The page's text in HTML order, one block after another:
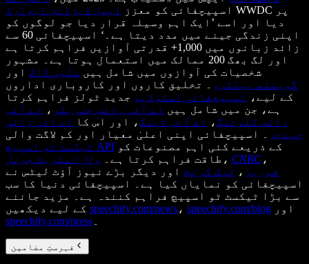
اسپیچفائی کو معزز
ایپل ڈیزائن ایوارڈ
WWDC پر
دیا اور اسے ’ایک اہم وسیلہ قرار دیا جو لوگوں کو
اپنی زندگی جینے میں مدد دیتا ہے۔‘ اسپیچفائی 60 سے
زائد زبانوں میں 1,000+ قدرتی آوازیں فراہم کرتا ہے
اور لگ بھگ 200 ممالک میں استعمال ہوتا ہے۔ مشہور
شخصیات کی آوازوں میں شامل ہیں سنُوپ ڈاگ اور
گوینتھ پیلٹرو
۔ تخلیق کاروں اور کاروباری اداروں
کے لیے،
اسپیچفائی اسٹوڈیو جدید ٹولز فراہم کرتا
ہے، جن میں شامل ہیں اے آئی وائس جنریٹر ،
اے آئی
وائس کلوننگ، اے آئی ڈبنگ، اور اس کا
اے آئی وائس
چینجر
۔ اسپیچفائی اپنی اعلیٰ معیار اور کم لاگت والی
ٹیکسٹ ٹو اسپیچ API
طاقت فراہم کرتا ہے۔
وال اسٹریٹ جرنل ، CNBC ،
فوربز ، ٹیک کرنچ اور دیگر بڑے نیوز آؤٹ لیٹس نے
اسپیچفائی کو نمایاں کیا ہے۔ اسپیچفائی دنیا کا سب
سے بڑا ٹیکسٹ ٹو اسپیچ فراہم کنندہ ہے۔ مزید جاننے
speechify.com/news ، speechify.com/blog اور
speechify.com/press
فہرستِ مضامین